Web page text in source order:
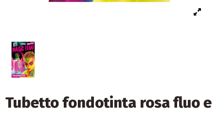
Tubetto fondotinta rosa fluo e